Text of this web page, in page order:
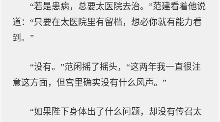
“若是患病，总要太医院去治。”范建看着他说
道：“只要在太医院里有留档，想必你就有能力看
到。”
“没有。”范闲摇了摇头，“这两年我一直很注
意这方面，但宫里确实没有什么风声。”
“如果陛下身体出了什么问题，却没有传召太